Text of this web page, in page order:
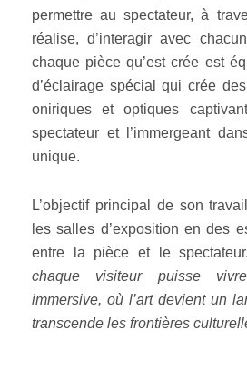
permettre au spectateur, à
réalise, d’interagir avec
chaque pièce qu’est crée est
d’éclairage spécial qui crée
oniriques et optiques
spectateur et l’immergeant
unique.
L’objectif principal de son
les salles d’exposition en des
entre la pièce et le
chaque visiteur puisse
immersive, où l’art devient un
transcende les frontières